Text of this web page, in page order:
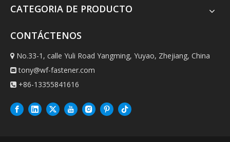
CATEGORIA DE PRODUCTO
CONTÁCTENOS
 No.33-1, calle Yuli Road Yangming, Yuyao, Zhejiang, China
 tony@wf-fastener.com
 +86-13355841616